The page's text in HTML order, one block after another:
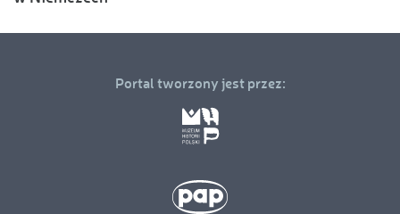
Portal tworzony jest przez: